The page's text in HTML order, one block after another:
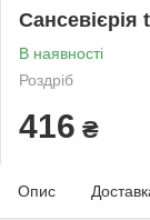
В наявності
Роздріб
416 ₴
Опис